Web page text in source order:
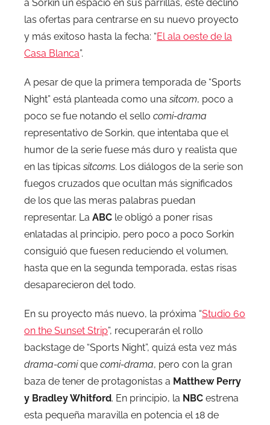
a Sorkin un espacio en sus parrillas, este declinó
las ofertas para centrarse en su nuevo proyecto
y más exitoso hasta la fecha: “El ala oeste de la
Casa Blanca”.
A pesar de que la primera temporada de “Sports
Night” está planteada como unasitcom, poco a
poco se fue notando el sello comi-drama
representativo de Sorkin, que intentaba que el
humor de la serie fuese más duro y realista que
en las típicassitcoms. Los diálogos de la serie son
fuegos cruzados que ocultan más significados
de los que las meras palabras puedan
representar. La ABC le obligó a poner risas
enlatadas al principio, pero poco a poco Sorkin
consiguió que fuesen reduciendo el volumen,
hasta que en la segunda temporada, estas risas
desaparecieron del todo.
En su proyecto más nuevo, la próxima “Studio 60
on the Sunset Strip”, recuperarán el rollo
backstage de “Sports Night”, quizá esta vez más
drama-comique comi-drama, pero con la gran
baza de tener de protagonistas a Matthew Perry
y Bradley Whitford. En principio, la NBC estrena
esta pequeña maravilla en potencia el 18 de